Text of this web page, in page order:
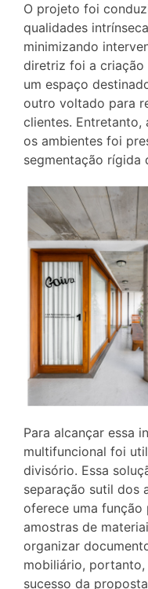
O projeto foi
qualidades
minimizando
diretriz foi a criação
um espaço
outro voltado para
clientes.
os ambientes foi
segmentação rígida
Para alcançar essa
multifuncional foi
divisório. Essa
separação sutil dos
oferece uma função
amostras de
organizar
mobiliário,
sucesso da